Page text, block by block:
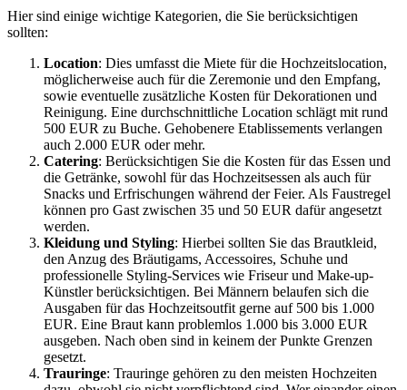
Hier sind einige wichtige Kategorien, die Sie berücksichtigen
sollten:
Location: Dies umfasst die Miete für die Hochzeitslocation,
möglicherweise auch für die Zeremonie und den Empfang,
sowie eventuelle zusätzliche Kosten für Dekorationen und
Reinigung. Eine durchschnittliche Location schlägt mit rund
500 EUR zu Buche. Gehobenere Etablissements verlangen
auch 2.000 EUR oder mehr.
Catering: Berücksichtigen Sie die Kosten für das Essen und
die Getränke, sowohl für das Hochzeitsessen als auch für
Snacks und Erfrischungen während der Feier. Als Faustregel
können pro Gast zwischen 35 und 50 EUR dafür angesetzt
werden.
Kleidung und Styling: Hierbei sollten Sie das Brautkleid,
den Anzug des Bräutigams, Accessoires, Schuhe und
professionelle Styling-Services wie Friseur und Make-up-
Künstler berücksichtigen. Bei Männern belaufen sich die
Ausgaben für das Hochzeitsoutfit gerne auf 500 bis 1.000
EUR. Eine Braut kann problemlos 1.000 bis 3.000 EUR
ausgeben. Nach oben sind in keinem der Punkte Grenzen
gesetzt.
Trauringe: Trauringe gehören zu den meisten Hochzeiten